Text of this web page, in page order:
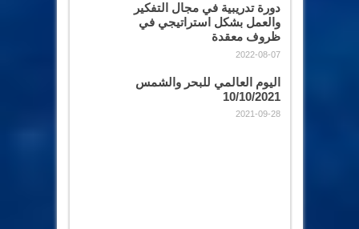
دورة تدريبية في مجال التفكير
والعمل بشكل استراتيجي في
ظروف معقدة
2022-08-07
اليوم العالمي للبحر والشمس
10/10/2021
2021-09-28